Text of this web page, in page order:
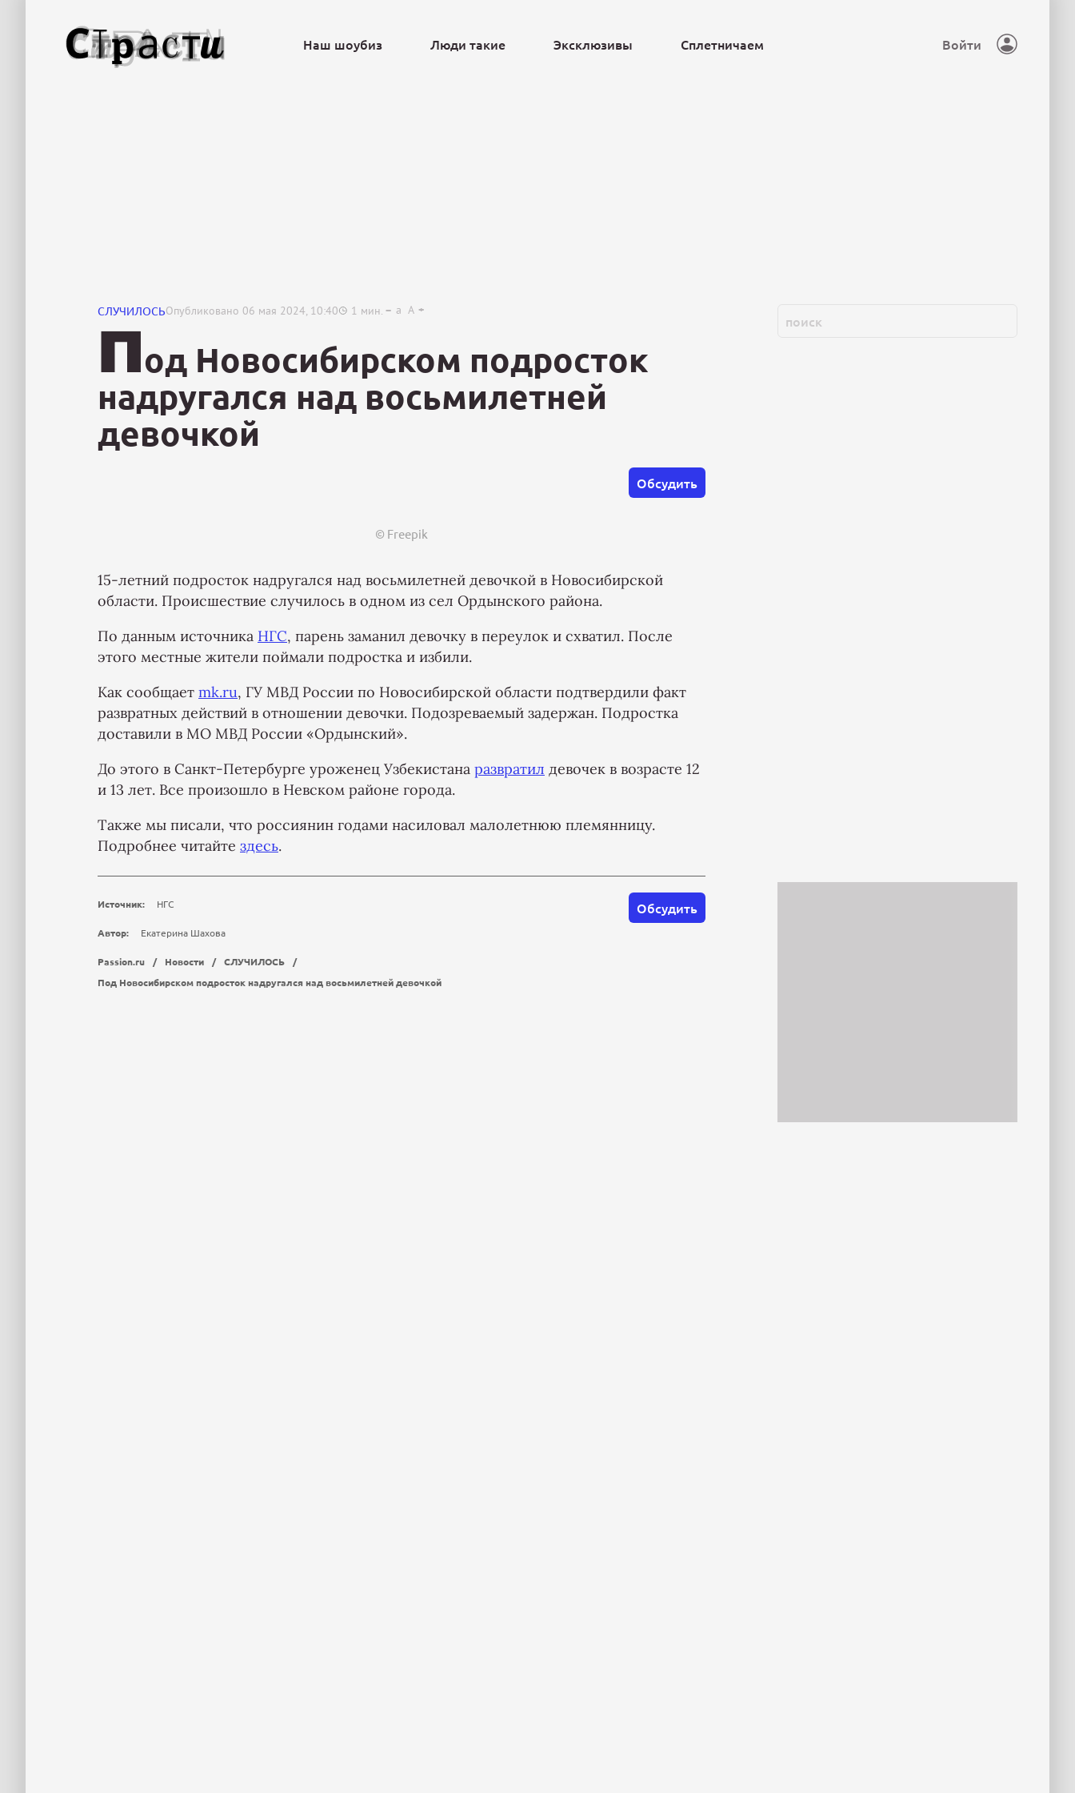
Наш шоубиз Люди такие Эксклюзивы Сплетничаем Войти
СЛУЧИЛОСЬОпубликовано 06 мая 2024, 10:40 1 мин. a A
Под Новосибирском подросток
надругался над восьмилетней
девочкой
Обсудить
© Freepik
15-летний подросток надругался над восьмилетней девочкой в Новосибирской
области. Происшествие случилось в одном из сел Ордынского района.
По данным источника НГС, парень заманил девочку в переулок и схватил. После
этого местные жители поймали подростка и избили.
Как сообщает mk.ru, ГУ МВД России по Новосибирской области подтвердили факт
развратных действий в отношении девочки. Подозреваемый задержан. Подростка
доставили в МО МВД России «Ордынский».
До этого в Санкт-Петербурге уроженец Узбекистана развратил девочек в возрасте 12
и 13 лет. Все произошло в Невском районе города.
Также мы писали, что россиянин годами насиловал малолетнюю племянницу.
Подробнее читайте здесь.
Обсудить
Источник: НГС
Автор: Екатерина Шахова
Passion.ru / Новости / СЛУЧИЛОСЬ
/
Под Новосибирском подросток надругался над восьмилетней девочкой